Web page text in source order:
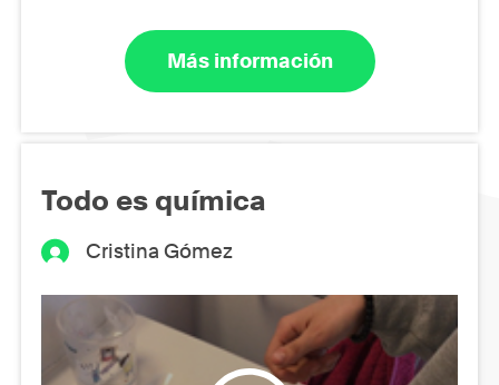
Más información
Todo es química
Cristina Gómez